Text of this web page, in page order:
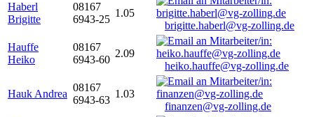
Haberl
Brigitte
08167
6943-25
1.05
brigitte.haberl@vg-zolling.de
Hauffe
Heiko
08167
6943-60
2.09
heiko.hauffe@vg-zolling.de
Hauk Andrea
08167
6943-63
1.03
finanzen@vg-zolling.de